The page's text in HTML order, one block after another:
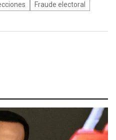
Fraude electoral